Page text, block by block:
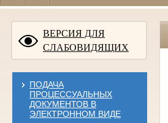
ВЕРСИЯ ДЛЯ
СЛАБОВИДЯЩИХ
ПОДАЧА
ПРОЦЕССУАЛЬНЫХ
ДОКУМЕНТОВ В
ЭЛЕКТРОННОМ ВИДЕ